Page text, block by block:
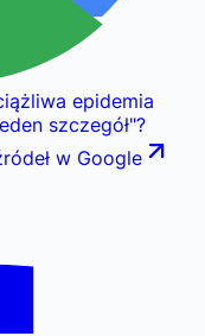
epidemia
szczegół"?
w Google